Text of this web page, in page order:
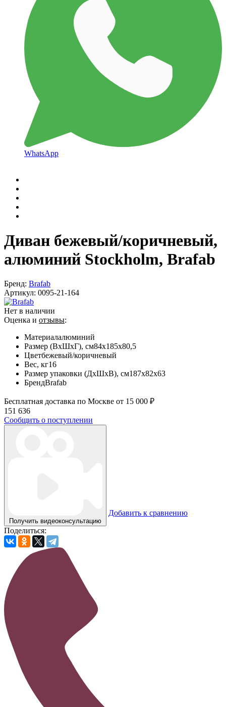
WhatsApp
Диван бежевый/коричневый,
алюминий Stockholm, Brafab
Бренд: Brafab
Артикул: 0095-21-164
Нет в наличии
Оценка и отзывы:
Материалалюминий
Размер (ВхШхГ), см84х185х80,5
Цветбежевый/коричневый
Вес, кг16
Размер упаковки (ДхШхВ), см187х82х63
БрендBrafab
Бесплатная доставка по Москве от 15 000 ₽
151 636
Сообщить о поступлении
Получить видеоконсультацию
Добавить к сравнению
Поделиться: